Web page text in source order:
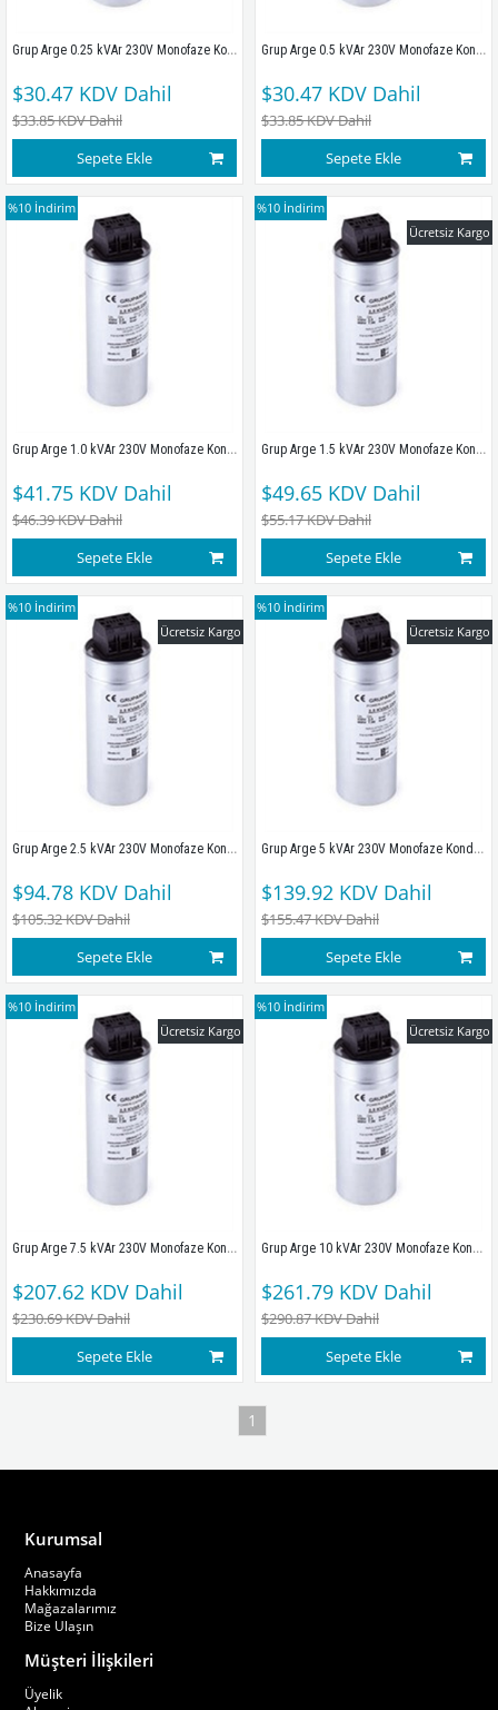
Grup Arge 0.25 kVAr 230V Monofaze Kondansatör 230V
$30.47 KDV Dahil
$33.85KDV Dahil
Sepete Ekle
Grup Arge 0.5 kVAr 230V Monofaze Kondansatör 230V
$30.47 KDV Dahil
$33.85KDV Dahil
Sepete Ekle
Grup Arge 1.0 kVAr 230V Monofaze Kondansatör 230V
$41.75 KDV Dahil
$46.39KDV Dahil
Sepete Ekle
%10 İndirim
Grup Arge 1.5 kVAr 230V Monofaze Kondansatör 230V
$49.65 KDV Dahil
$55.17KDV Dahil
Sepete Ekle
%10 İndirim
Ücretsiz Kargo
Grup Arge 2.5 kVAr 230V Monofaze Kondansatör 230V
$94.78 KDV Dahil
$105.32KDV Dahil
Sepete Ekle
%10 İndirim
Ücretsiz Kargo
Grup Arge 5 kVAr 230V Monofaze Kondansatör
$139.92 KDV Dahil
$155.47KDV Dahil
Sepete Ekle
%10 İndirim
Ücretsiz Kargo
Grup Arge 7.5 kVAr 230V Monofaze Kondansatör
$207.62 KDV Dahil
$230.69KDV Dahil
Sepete Ekle
%10 İndirim
Ücretsiz Kargo
Grup Arge 10 kVAr 230V Monofaze Kondansatör
$261.79 KDV Dahil
$290.87KDV Dahil
Sepete Ekle
%10 İndirim
Ücretsiz Kargo
1
Kurumsal
Anasayfa
Hakkımızda
Mağazalarımız
Bize Ulaşın
Müşteri İlişkileri
Üyelik